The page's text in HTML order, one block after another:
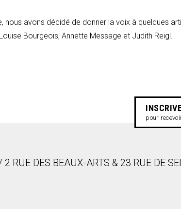
nous avons décidé de donner la voix à quelques
Bourgeois, Annette Message et Judith Reigl.
pour
RUE DES BEAUX-ARTS & 23 RUE DE